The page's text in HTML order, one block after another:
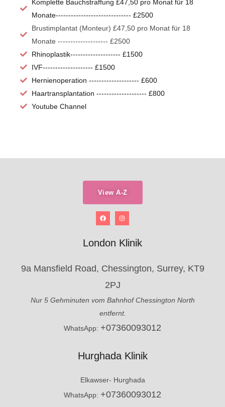
Komplette Bauchstraffung £47,50 pro Monat für 18
Monate------------------------------ £2500
Brustimplantat (Monteur) £47,50 pro Monat für 18
Monate -------------------- £2500
Rhinoplastik-------------------- £1500
IVF-------------------- £1500
Hernienoperation -------------------- £600
Haartransplantation -------------------- £800
Youtube Channel
View A-Z
London Klinik
9a Mansfield Road, Chessington, Surrey, KT9
2PJ
Nur 5 Gehminuten vom Bahnhof Chessington North
entfernt.
WhatsApp: +07360093012
Hurghada Klinik
Elkawser- Hurghada
WhatsApp: +07360093012